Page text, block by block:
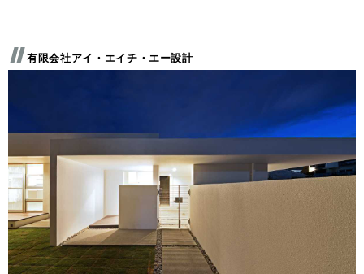
有限会社アイ・エイチ・エー設計